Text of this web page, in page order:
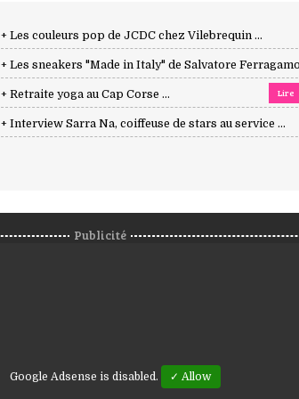
+ Les couleurs pop de JCDC chez Vilebrequin ...
+ Les sneakers "Made in Italy" de Salvatore
+ Retraite yoga au Cap Corse ... Lire
+ Interview Sarra Na, coiffeuse de stars au service ...
Publicité
Google Adsense is disabled. ✓ Allow